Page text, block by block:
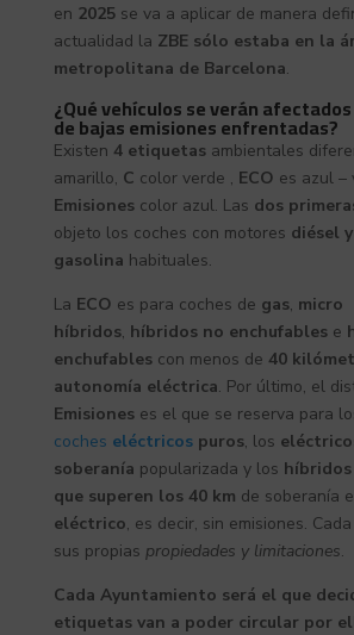
en 2025 se va a aplicar de manera
actualidad la ZBE sólo estaba en la
metropolitana de Barcelona.
¿Qué vehículos se verán
de bajas emisiones enfrentadas?
Existen 4 etiquetasambientales
amarillo, C color verde , ECO es azul –
Emisionescolor azul. Las dos
objeto los coches con motores diésel y
gasolina habituales.
La ECO es para coches de gas, micro
híbridos, híbridos no enchufablese
enchufablescon menos de 40
autonomía eléctrica. Por último, el
Emisiones es el que se reserva para
coches eléctricospuros, los
soberanía popularizada y los
que superen los 40 km de soberanía
eléctrico, es decir, sin emisiones.
sus propias propiedades y limitaciones.
Cada Ayuntamiento será el que
etiquetas van a poder circular por